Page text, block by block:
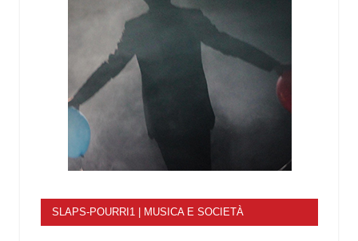
SLAPS-POURRI1 | MUSICA E SOCIETÀ